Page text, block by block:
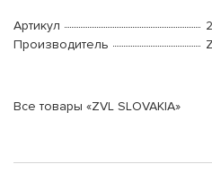
Артикул
Производитель
Все товары «ZVL SLOVAKIA»